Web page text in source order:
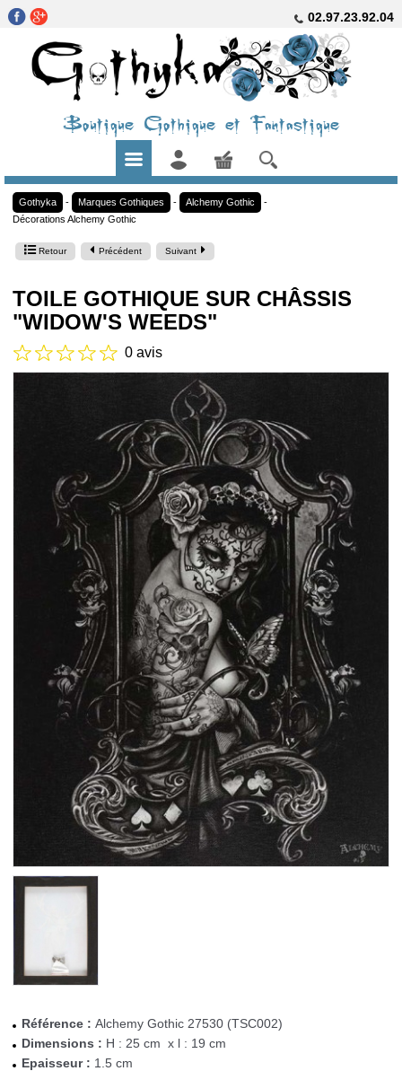
02.97.23.92.04
Boutique Gothique et Fantastique
Gothyka - Marques Gothiques - Alchemy Gothic
-
Décorations Alchemy Gothic
Retour Précédent Suivant
TOILE GOTHIQUE SUR CHÂSSIS
"WIDOW'S WEEDS"
0 avis
Référence : Alchemy Gothic 27530 (TSC002)
Dimensions : H : 25 cm x l : 19 cm
Epaisseur : 1.5 cm